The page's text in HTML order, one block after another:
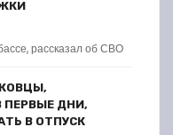
рассказал об СВО
ДНИ,
В ОТПУСК